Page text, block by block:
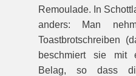
Remoulade. In
anders: Man
Toastbrotschreiben
beschmiert sie mit
Belag, so dass